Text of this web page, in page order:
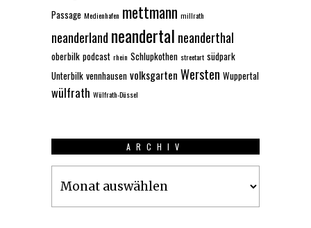
Passage Medienhafen mettmann millrath
neanderland neandertal neanderthal
oberbilk podcast rhein Schlupkothen streetart südpark
Unterbilk vennhausen volksgarten Wersten Wuppertal
wülfrath Wülfrath-Düssel
ARCHIV